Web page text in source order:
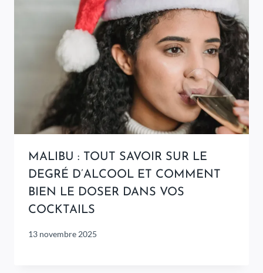
MALIBU : TOUT SAVOIR SUR LE
DEGRÉ D’ALCOOL ET COMMENT
BIEN LE DOSER DANS VOS
COCKTAILS
13 novembre 2025